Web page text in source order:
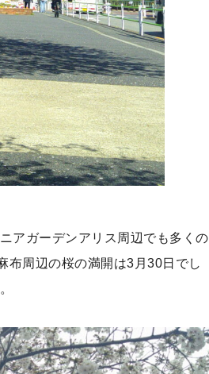
アガーデンアリス周辺でも多くの
布周辺の桜の満開は3月30日でし